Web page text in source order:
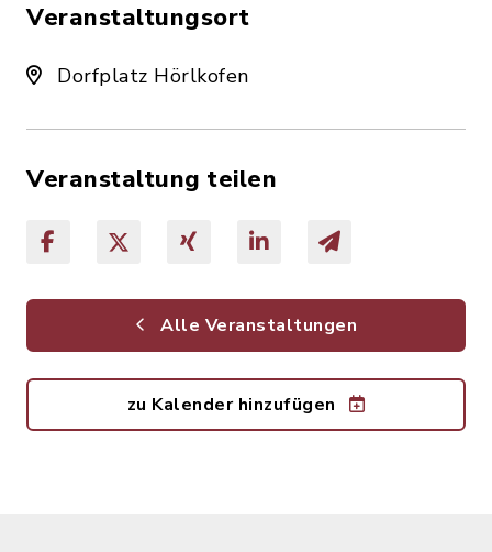
Veranstaltungsort
Dorfplatz Hörlkofen
Veranstaltung teilen
Alle Veranstaltungen
zu Kalender hinzufügen